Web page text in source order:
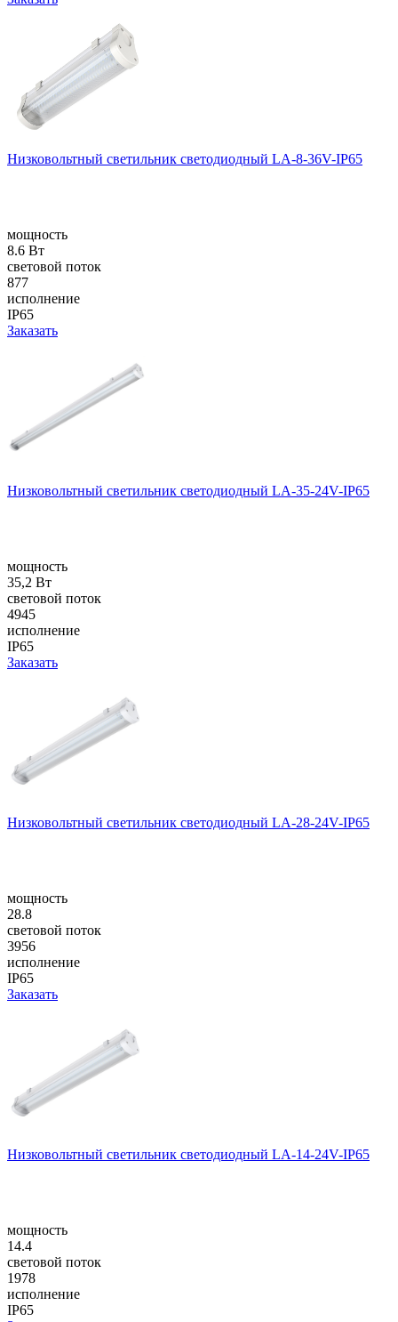
Низковольтный светильник светодиодный LA-8-36V-IP65
мощность
8.6 Вт
световой поток
877
исполнение
IP65
Заказать
Низковольтный светильник светодиодный LA-35-24V-IP65
мощность
35,2 Вт
световой поток
4945
исполнение
IP65
Заказать
Низковольтный светильник светодиодный LA-28-24V-IP65
мощность
28.8
световой поток
3956
исполнение
IP65
Заказать
Низковольтный светильник светодиодный LA-14-24V-IP65
мощность
14.4
световой поток
1978
исполнение
IP65